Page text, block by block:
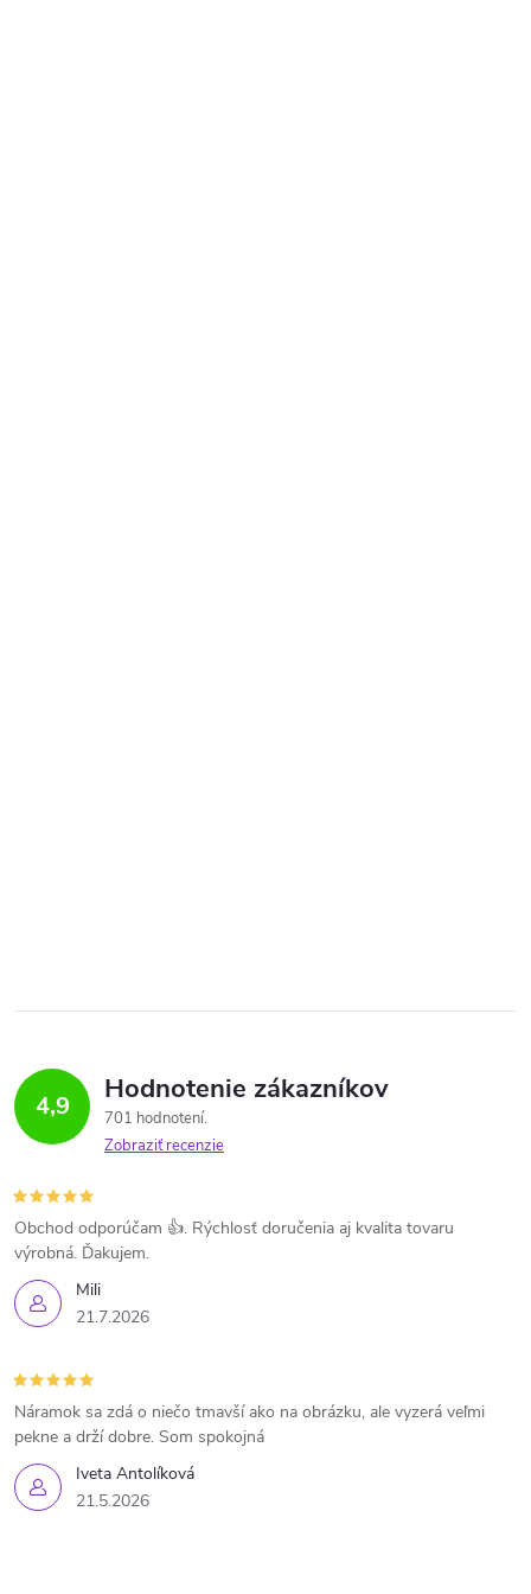
4,9 Hodnotenie zákazníkov
701 hodnotení
Zobraziť recenzie
Mili
21.7.2026
Obchod odporúčam 👍. Rýchlosť doručenia aj kvalita tovaru
výrobná. Ďakujem.
Iveta Antolíková
21.5.2026
Náramok sa zdá o niečo tmavší ako na obrázku, ale vyzerá veľmi
pekne a drží dobre. Som spokojná